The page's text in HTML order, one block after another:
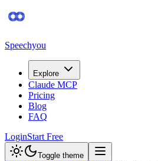
Speechyou
Explore
Claude MCP
Pricing
Blog
FAQ
LoginStart Free
Toggle theme